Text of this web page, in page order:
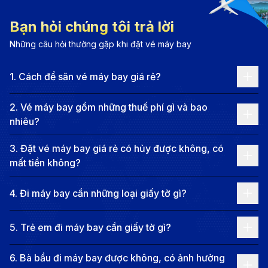
không bao giờ ngủ của nước Mỹ
New York, hay còn được gọi là “thành phố không bao
tượng bậc nhất của Hoa Kỳ. Nằm ở bờ Đông nước
Mỹ, thành phố này nổi tiếng với những tòa nhà chọc
trời ấn tượng, nhịp sống hiện đại cùng nền văn hóa đa
dạng bậc nhất thế giới.
New York là nơi hội tụ của những giấc mơ và sáng
tạo, được coi là trung tâm kinh tế, nghệ thuật, thời
trang và giải trí toàn cầu. Tại đây, du khách có thể
chiêm ngưỡng tượng Nữ Thần Tự Do – biểu tượng của
tự do, dạo bước tại Quảng trường Times Square rực
rỡ ánh đèn, hay tận hưởng không gian xanh mát của
Bạn hỏi chúng tôi trả lời
Những câu hỏi thường gặp khi đặt vé máy bay
1. Cách để săn vé máy bay giá rẻ?
2. Vé máy bay gồm những thuế phí gì và bao
nhiêu?
3. Đặt vé máy bay giá rẻ có hủy được không, có
mất tiền không?
4. Đi máy bay cần những loại giấy tờ gì?
5. Trẻ em đi máy bay cần giấy tờ gì?
6. Bà bầu đi máy bay được không, có ảnh hưởng